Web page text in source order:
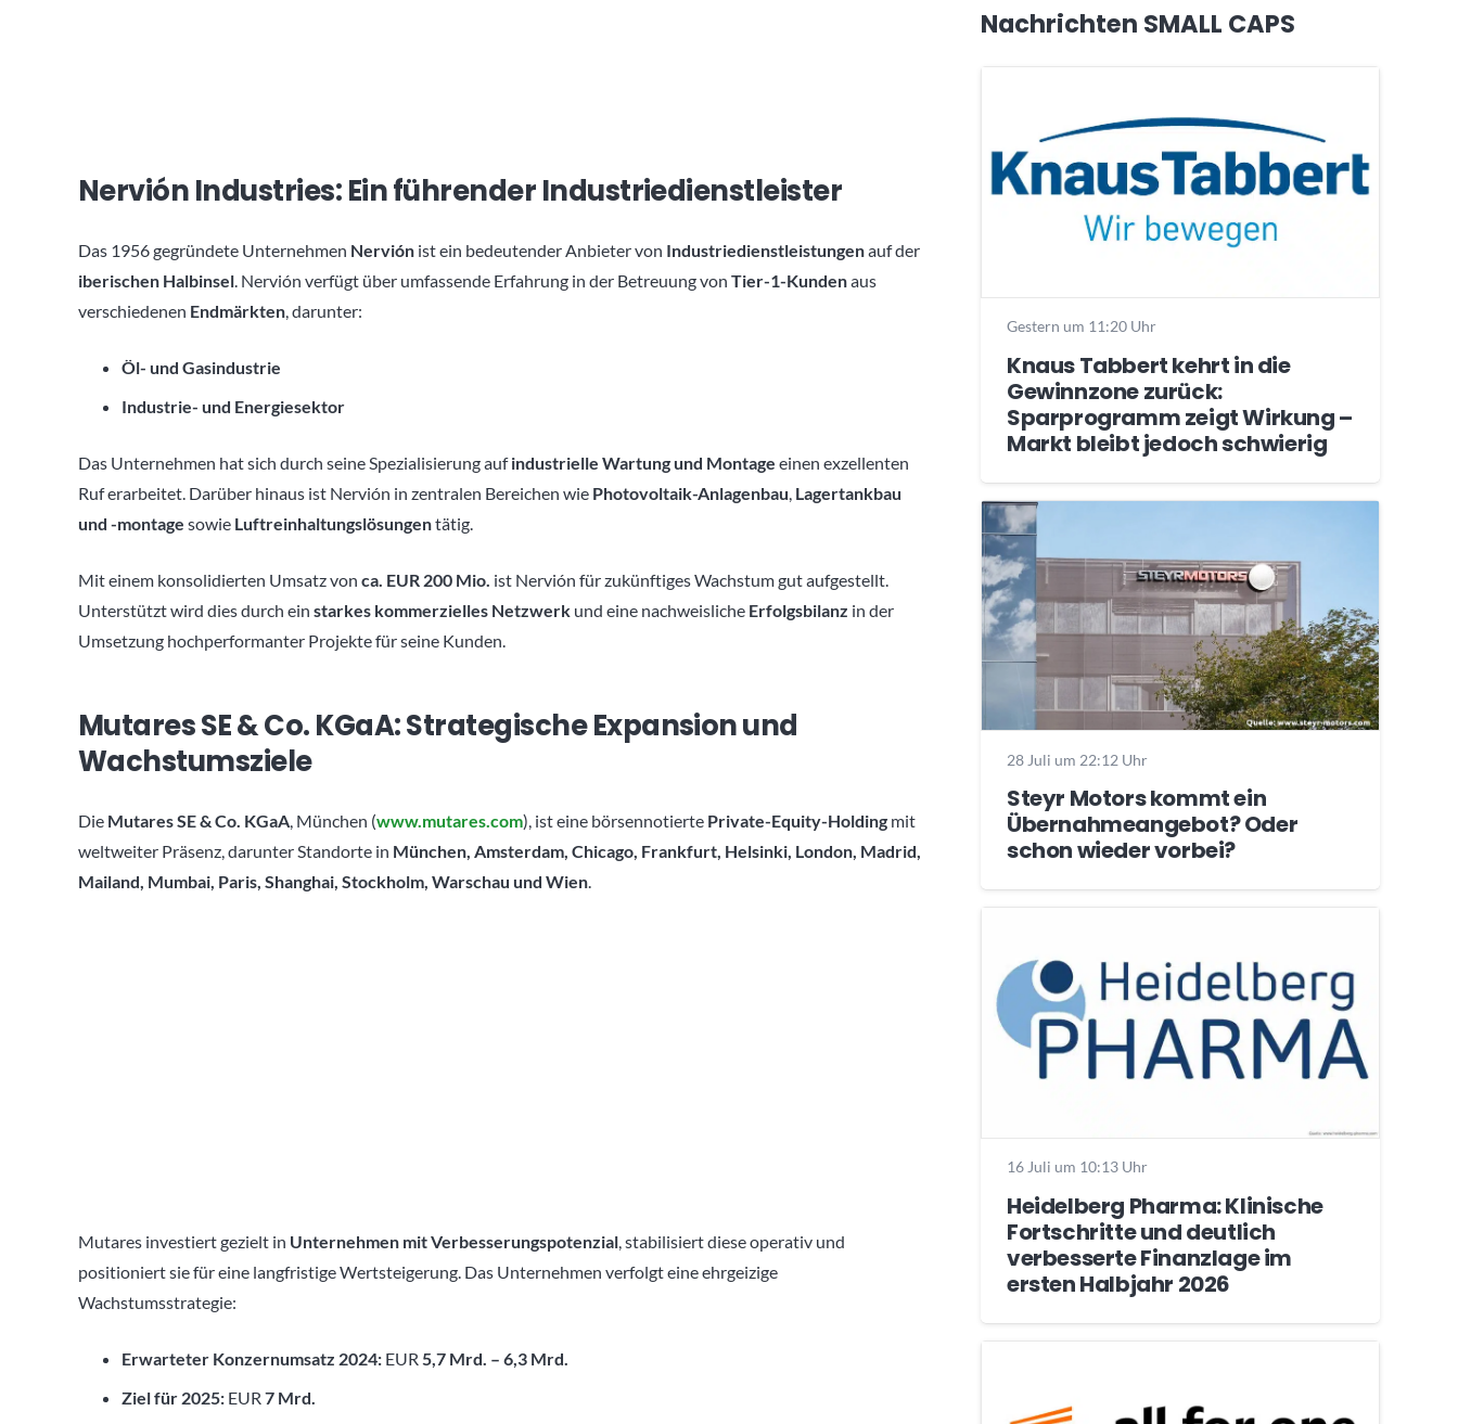
Nervión Industries: Ein führender Industriedienstleister
Das 1956 gegründete Unternehmen Nervión ist ein bedeutender Anbieter von Industriedienstleistungenauf der
iberischen Halbinsel. Nervión verfügt über umfassende Erfahrung in der Betreuung von Tier-1-Kundenaus
verschiedenen Endmärkten, darunter:
Öl- und Gasindustrie
Industrie- und Energiesektor
Das Unternehmen hat sich durch seine Spezialisierung aufindustrielle Wartung und Montage einen exzellenten
Ruf erarbeitet. Darüber hinaus ist Nervión in zentralen Bereichen wie Photovoltaik-Anlagenbau, Lagertankbau
und -montage sowie Luftreinhaltungslösungentätig.
Mit einem konsolidierten Umsatz von ca. EUR 200 Mio. ist Nervión für zukünftiges Wachstum gut aufgestellt.
Unterstützt wird dies durch ein starkes kommerzielles Netzwerk und eine nachweisliche Erfolgsbilanz in der
Umsetzung hochperformanter Projekte für seine Kunden.
Mutares SE & Co. KGaA: Strategische Expansion und
Wachstumsziele
Die Mutares SE & Co. KGaA, München (www.mutares.com), ist eine börsennotierte Private-Equity-Holding mit
weltweiter Präsenz, darunter Standorte in München, Amsterdam, Chicago, Frankfurt, Helsinki, London, Madrid,
Mailand, Mumbai, Paris, Shanghai, Stockholm, Warschau und Wien.
Mutares investiert gezielt in Unternehmen mit Verbesserungspotenzial, stabilisiert diese operativ und
positioniert sie für eine langfristige Wertsteigerung. Das Unternehmen verfolgt eine ehrgeizige
Wachstumsstrategie:
Erwarteter Konzernumsatz 2024: EUR 5,7 Mrd. – 6,3 Mrd.
Ziel für 2025: EUR 7 Mrd.
Nachrichten SMALL CAPS
Gestern um 11:20 Uhr
Knaus Tabbert kehrt in die
Gewinnzone zurück:
Sparprogramm zeigt Wirkung –
Markt bleibt jedoch schwierig
28 Juli um 22:12 Uhr
Steyr Motors kommt ein
Übernahmeangebot? Oder
schon wieder vorbei?
16 Juli um 10:13 Uhr
Heidelberg Pharma: Klinische
Fortschritte und deutlich
verbesserte Finanzlage im
ersten Halbjahr 2026